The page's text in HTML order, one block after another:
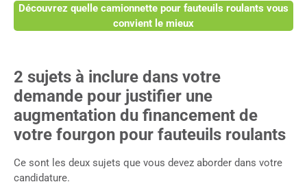
Découvrez quelle camionnette pour fauteuils roulants vous
convient le mieux
2 sujets à inclure dans votre
demande pour justifier une
augmentation du financement de
votre fourgon pour fauteuils roulants
Ce sont les deux sujets que vous devez aborder dans votre
candidature.